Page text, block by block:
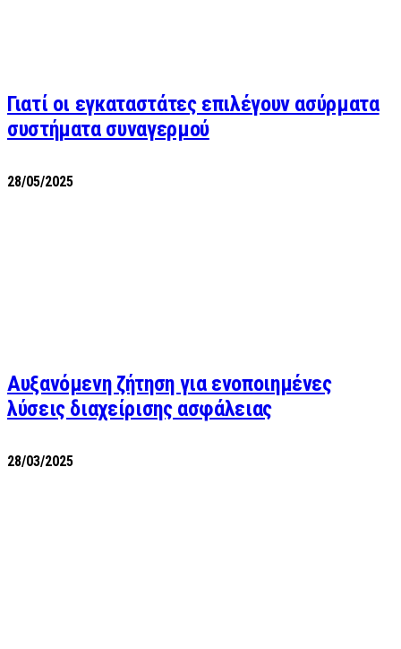
Γιατί οι εγκαταστάτες επιλέγουν ασύρματα
συστήματα συναγερμού
28/05/2025
Αυξανόμενη ζήτηση για ενοποιημένες
λύσεις διαχείρισης ασφάλειας
28/03/2025